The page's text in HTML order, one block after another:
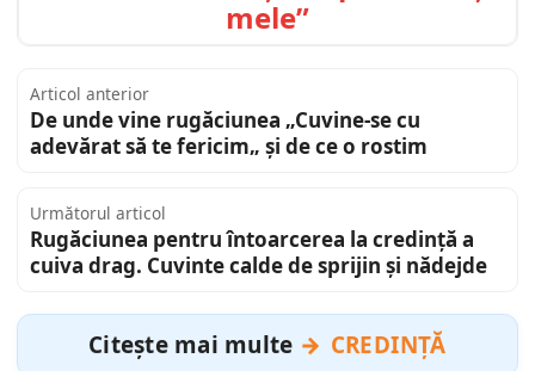
mele”
Articol anterior
De unde vine rugăciunea „Cuvine-se cu
adevărat să te fericim„ și de ce o rostim
Următorul articol
Rugăciunea pentru întoarcerea la credință a
cuiva drag. Cuvinte calde de sprijin și nădejde
Citește mai multe CREDINȚĂ